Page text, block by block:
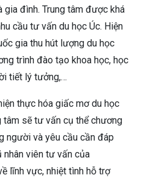
gia đình. Trung tâm được khá
cầu tư vấn du học Úc. Hiện
gia thu hút lượng du học
trình đào tạo khoa học, học
tiết lý tưởng,…
thực hóa giấc mơ du học
tâm sẽ tư vấn cụ thể chương
người và yêu cầu cần đáp
viên tư vấn của
lĩnh vực, nhiệt tình hỗ trợ